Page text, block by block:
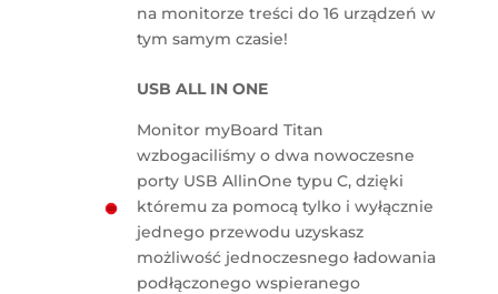
na monitorze treści do 16 urządzeń w
tym samym czasie!
USB ALL IN ONE
Monitor myBoard Titan
wzbogaciliśmy o dwa nowoczesne
porty USB AllinOne typu C, dzięki
któremu za pomocą tylko i wyłącznie
jednego przewodu uzyskasz
możliwość jednoczesnego ładowania
podłączonego wspieranego